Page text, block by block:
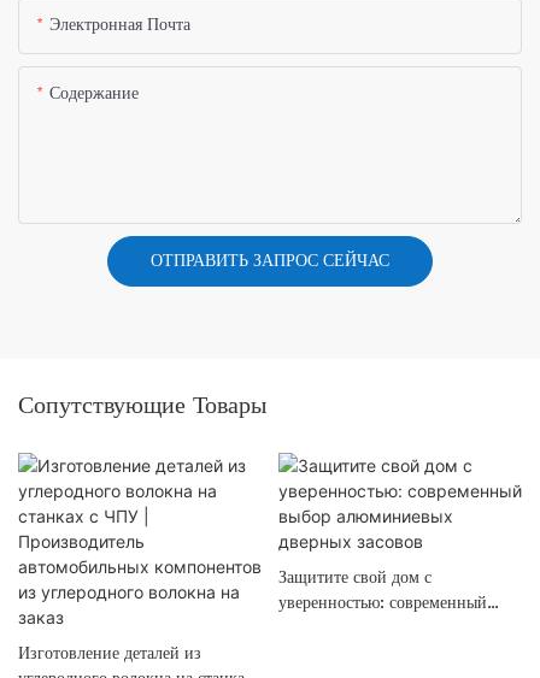
Электронная Почта
Содержание
ОТПРАВИТЬ ЗАПРОС СЕЙЧАС
Сопутствующие Товары
Изготовление деталей из
Защитите свой дом с
уверенностью: современный